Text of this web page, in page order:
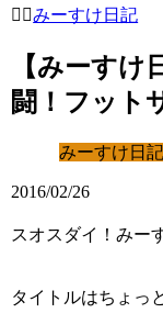
みーすけ日記
【みーすけ
闘！フット
みーすけ日記
2016/02/26
スオスダイ！みー
タイトルはちょっ